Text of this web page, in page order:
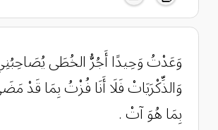
وَعَدْتُ وَحِيدًا أَجُرُّ الخُطَى
وَالذِّكْرَيَاتْ فَلَا أَنَا فُزْتُ بِمَا قَدْ
بِمَا هُوَ آتْ .